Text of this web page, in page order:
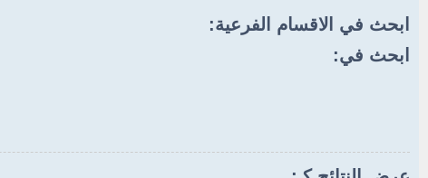
ابحث في الاقسام الفرعية:
ابحث في: